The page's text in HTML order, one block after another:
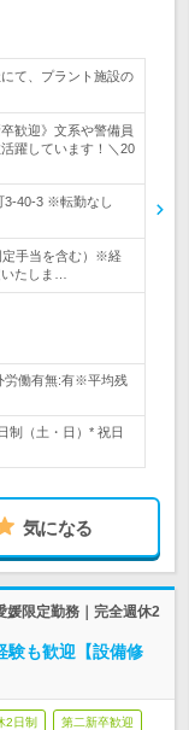
て、プラント施設の
歓迎》文系や警備員
躍しています！＼20
3-40-3 ※転勤なし
定手当を含む）※経
たしま…
労働有無:有※平均残
制（土・日）* 祝日
気になる
媛限定勤務｜完全週休2
験も歓迎【設備修
2日制 第二新卒歓迎